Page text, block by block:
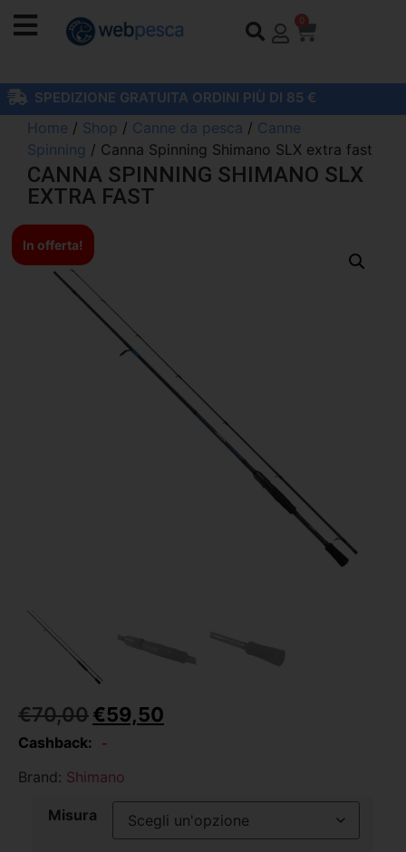
0
SPEDIZIONE GRATUITA ORDINI PIÙ DI 85 €
Home / Shop / Canne da pesca / Canne
Spinning / Canna Spinning Shimano SLX extra fast
CANNA SPINNING SHIMANO SLX
EXTRA FAST
In offerta!
€70,00€59,50
Cashback: -
Brand: Shimano
Misura